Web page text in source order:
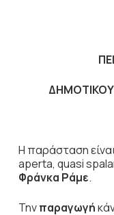
Η παράσταση
aperta, quasi
Φράνκα Ράμε.
Τηνπαραγωγή